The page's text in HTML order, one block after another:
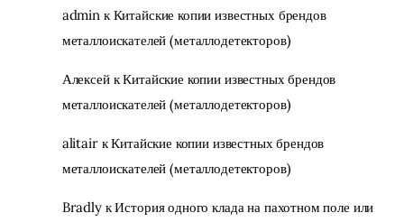
admin кКитайские копии известных брендов
металлоискателей (металлодетекторов)
АлексейкКитайские копии известных брендов
металлоискателей (металлодетекторов)
alitairкКитайские копии известных брендов
металлоискателей (металлодетекторов)
BradlyкИстория одного клада на пахотном поле или